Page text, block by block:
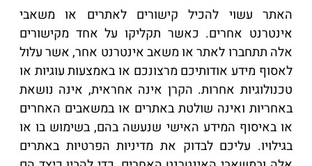
האתר עשוי להכיל קישורים לאתרים או משאבי
אינטרנט אחרים. כאשר תקליקו על אחד מקישורים
אלה תתחברו לאתר או משאב אינטרנט אחר, אשר עלול
לאסוף מידע אודותיכם מרצונכם או באמצעות עוגיות או
טכנולוגיות אחרות. הקרן אינה אחראית, אינה נושאת
באחריות ואינה שולטת באתרים או במשאבים האחרים
או באיסוף המידע האישי שנעשה בהם, בשימוש בו או
בגילויו. עליכם לבדוק את מדיניות הפרטיות באתרים